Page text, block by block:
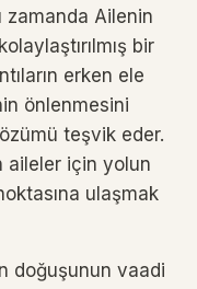
zamanda Ailenin
bir
erken ele
önlenmesini
teşvik eder.
aileler için yolun
ulaşmak
doğuşunun vaadi